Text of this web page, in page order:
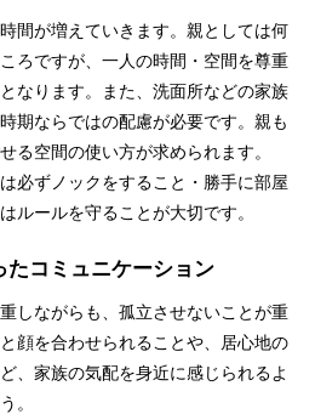
間が増えていきます。親としては何
ろですが、一人の時間・空間を尊重
なります。また、洗面所などの家族
期ならではの配慮が必要です。親も
る空間の使い方が求められます。
必ずノックをすること・勝手に部屋
ルールを守ることが大切です。
たコミュニケーション
しながらも、孤立させないことが重
顔を合わせられることや、居心地の
、家族の気配を身近に感じられるよ
。